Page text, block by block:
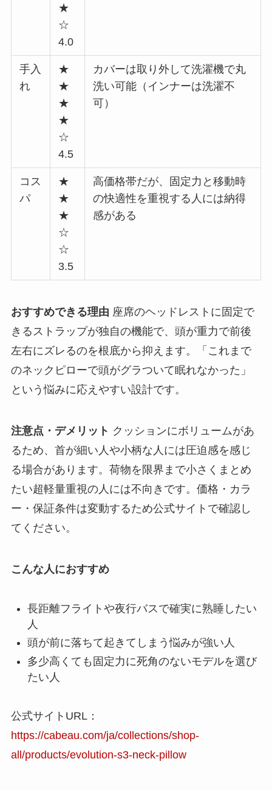
★
☆
4.0
手入
れ
★
★
★
★
☆
4.5
カバーは取り外して洗濯機で丸
洗い可能（インナーは洗濯不
可）
コス
パ
★
★
★
☆
☆
3.5
高価格帯だが、固定力と移動時
の快適性を重視する人には納得
感がある
おすすめできる理由 座席のヘッドレストに固定で
きるストラップが独自の機能で、頭が重力で前後
左右にズレるのを根底から抑えます。「これまで
のネックピローで頭がグラついて眠れなかった」
という悩みに応えやすい設計です。
注意点・デメリット クッションにボリュームがあ
るため、首が細い人や小柄な人には圧迫感を感じ
る場合があります。荷物を限界まで小さくまとめ
たい超軽量重視の人には不向きです。価格・カラ
ー・保証条件は変動するため公式サイトで確認し
てください。
こんな人におすすめ
長距離フライトや夜行バスで確実に熟睡したい
人
頭が前に落ちて起きてしまう悩みが強い人
多少高くても固定力に死角のないモデルを選び
たい人
公式サイトURL：
https://cabeau.com/ja/collections/shop-
all/products/evolution-s3-neck-pillow